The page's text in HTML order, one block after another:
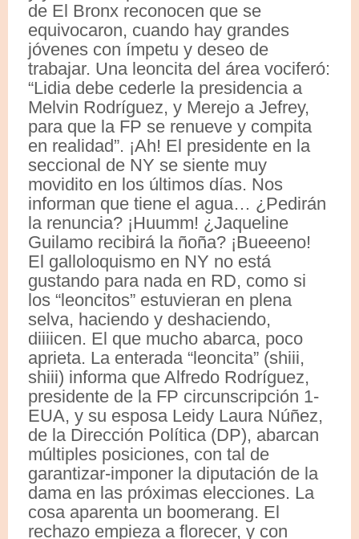
de El Bronx reconocen que se
equivocaron, cuando hay grandes
jóvenes con ímpetu y deseo de
trabajar. Una leoncita del área vociferó:
“Lidia debe cederle la presidencia a
Melvin Rodríguez, y Merejo a Jefrey,
para que la FP se renueve y compita
en realidad”. ¡Ah! El presidente en la
seccional de NY se siente muy
movidito en los últimos días. Nos
informan que tiene el agua… ¿Pedirán
la renuncia? ¡Huumm! ¿Jaqueline
Guilamo recibirá la ñoña? ¡Bueeeno!
El galloloquismo en NY no está
gustando para nada en RD, como si
los “leoncitos” estuvieran en plena
selva, haciendo y deshaciendo,
diiiicen. El que mucho abarca, poco
aprieta. La enterada “leoncita” (shiii,
shiii) informa que Alfredo Rodríguez,
presidente de la FP circunscripción 1-
EUA, y su esposa Leidy Laura Núñez,
de la Dirección Política (DP), abarcan
múltiples posiciones, con tal de
garantizar-imponer la diputación de la
dama en las próximas elecciones. La
cosa aparenta un boomerang. El
rechazo empieza a florecer, y con